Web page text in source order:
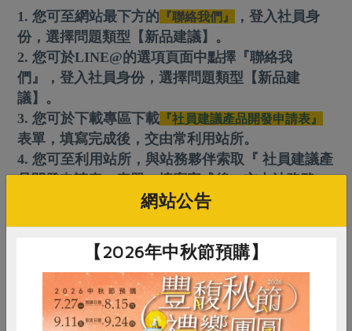
畜產肉類 水產
水畜加工品
調理食材・點心
調味醬料/南北貨 烘焙
休閒零嘴 沖泡飲品
家庭清潔 織品
日用品 圖書禮品
蛋料理
料理方式
烘焙．點心
醬料
湯品．鍋物
漬物
主題食譜
異國料理
當季產品
合作25-經典快閃最後一週
合作25-精選產品第四彈
合作25-精選產品第三彈
更多當季產品
30%rPET紅烏龍茶
2024農業發展計畫年度報告
更多議題活動
樂齡生活 親子食育
廚房瑜伽
關注議題
減硝酸鹽 惜食
非基改運動 支持本土農糧
廢核運動 能源議題
減塑減廢
公益金 食農教育
生活者e週報
員工與求才
產品檢驗
自主把關
檢驗報告
硝酸鹽檢驗
社務專區
選舉專區
1. 您可至網站最下方的 『聯絡我們』
，登入社員身
份，選擇問題類型【新品建議】。
2. 您可於LINE@的選項頁面中點擇『聯絡我
們』，登入社員身份，選擇問題類型【新品建
議】 。
3. 您可於下載專區下載 『社員建議產品開發申請表』
表單，填寫完成後，交由常利用站所。
4. 您可至利用站所，與站務夥伴索取『 社員建議產
品開發申請表』表單，填寫完成後，交由站務夥
返回列表
在常見問題找不到答案？別擔心，您可以到聯絡我們
送出您的疑問，我們會盡快在3個工作天內回覆您！
網站公告
【2026年中秋節預購】